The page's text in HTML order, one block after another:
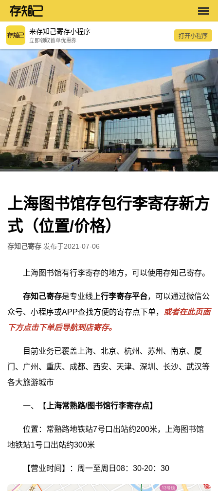
来存知己寄存小程序
立即领取首单优惠券
打开小程序
上海图书馆存包行李寄存新方
式（位置/价格）
存知己寄存 发布于2021-07-06
上海图书馆有行李寄存的地方，可以使用存知己寄存。
存知己寄存是专业线上行李寄存平台，可以通过微信公
众号、小程序或APP查找方便的寄存点下单， 或者在此页面
下方点击下单后导航到店寄存。
目前业务已覆盖上海、北京、杭州、苏州、南京、厦
门、广州、重庆、成都、西安、天津、深圳、长沙、武汉等
各大旅游城市
一、【 上海常熟路/图书馆行李寄存点】
位置：常熟路地铁站7号口出站约200米，上海图书馆
地铁站1号口出站约300米
【营业时间】：周一至周日08：30-20：30